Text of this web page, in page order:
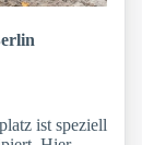
ist speziell